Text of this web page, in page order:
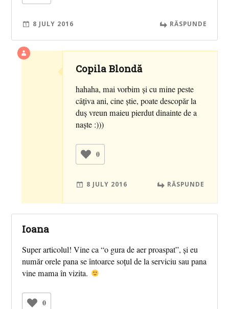
8 JULY 2016 RĂSPUNDE
Copila Blondă
hahaha, mai vorbim şi cu mine peste
câţiva ani, cine ştie, poate descopăr la
duş vreun maieu pierdut dinainte de a
naşte :)))
0
8 JULY 2016 RĂSPUNDE
Ioana
Super articolul! Vine ca “o gura de aer proaspat”, și eu
număr orele pana se întoarce soțul de la serviciu sau pana
vine mama în vizita.
0